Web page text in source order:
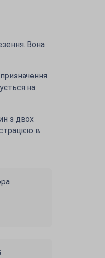
Вона
на
з двох
в